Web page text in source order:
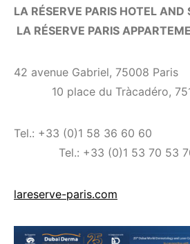
LA RÉSERVE PARIS
LA RÉSERVE PARIS
42 avenue Gabriel,
10 place du Tràcadéro,
Tel.: +33 (0)1
Tel.: +33 (0)1 53 70 53
lareserve-paris.com